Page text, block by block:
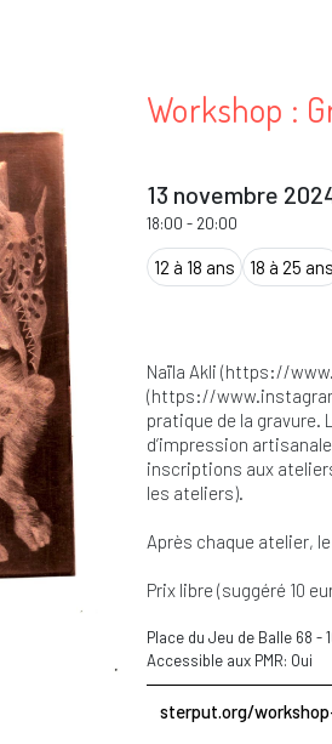
Workshop :
13 novembre
18:00 - 20:00
12 à 18 ans 18 à 25 ans
Naïla Akli (https://
(https://
pratique de la
d’impression
inscriptions aux
les ateliers).
Après chaque atelier,
Prix libre (suggéré 10
Place du Jeu de Balle 68 -
Accessible aux PMR: Oui
sterput.org/